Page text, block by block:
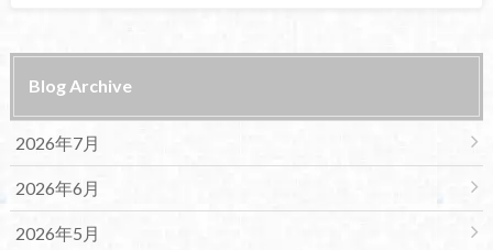
Blog Archive
2026年7月
2026年6月
2026年5月